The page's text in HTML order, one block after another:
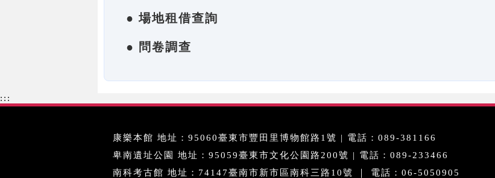
● 場地租借查詢
● 問卷調查
:::
康樂本館 地址：95060臺東市豐田里博物館路1號 | 電話：089-381166
卑南遺址公園 地址：95059臺東市文化公園路200號 | 電話：089-233466
南科考古館 地址：74147臺南市新市區南科三路10號 ｜ 電話：06-5050905